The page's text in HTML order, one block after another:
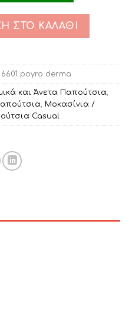
ΣΤΟ ΚΑΛΆΘΙ
poyro derma
και Άνετα Παπούτσια,
, Μοκασίνια /
Casual